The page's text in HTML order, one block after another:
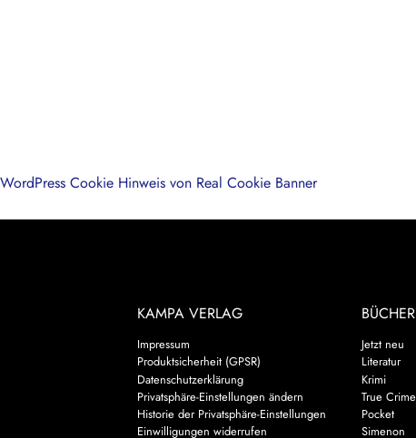
KAMPA VERLAG
Impressum
Produktsicherheit (GPSR)
Datenschutzerklärung
Privatsphäre-Einstellungen ändern
Historie der Privatsphäre-Einstellungen
Einwilligungen widerrufen
BÜCHER
Jetzt neu
Literatur
Krimi
True Crime
Pocket
Simenon
WordPress Cookie Hinweis von Real Cookie Banner